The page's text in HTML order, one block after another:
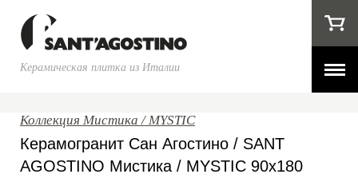
Керамическая плитка из Италии
Коллекция Мистика / MYSTIC
Керамогранит Сан Агостино / SANT
AGOSTINO Мистика / MYSTIC 90x180